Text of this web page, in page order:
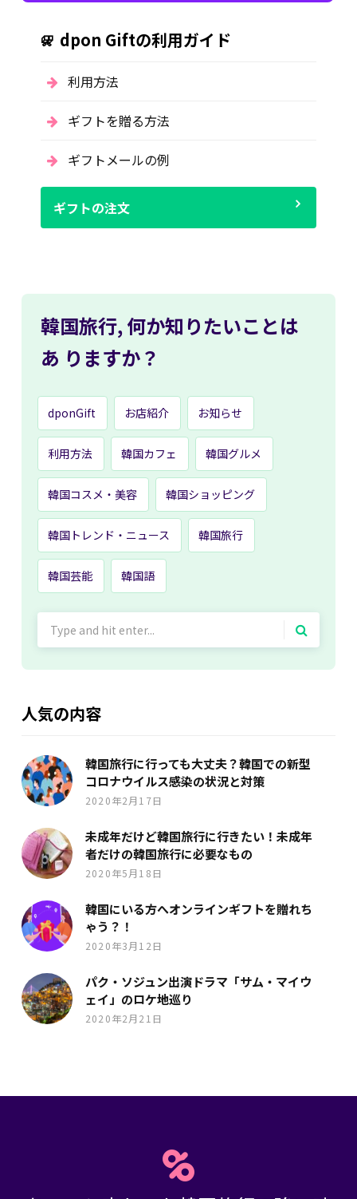
dpon Giftの利用ガイド
利用方法
ギフトを贈る方法
ギフトメールの例
ギフトの注文
韓国旅行, 何か知りたいことは
あ りますか？
dponGift お店紹介 お知らせ
利用方法 韓国カフェ 韓国グルメ
韓国コスメ・美容 韓国ショッピング
韓国トレンド・ニュース 韓国旅行
韓国芸能 韓国語
人気の内容
韓国旅行に行っても大丈夫？韓国での新型
コロナウイルス感染の状況と対策
2020年2月17日
未成年だけど韓国旅行に行きたい！未成年
者だけの韓国旅行に必要なもの
2020年5月18日
韓国にいる方へオンラインギフトを贈れち
ゃう？！
2020年3月12日
パク・ソジュン出演ドラマ「サム・マイウ
ェイ」のロケ地巡り
2020年2月21日